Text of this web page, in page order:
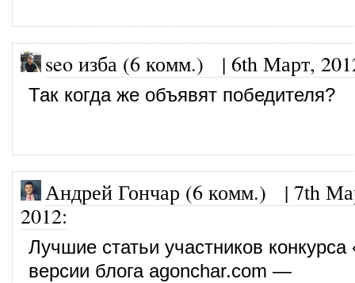
seo изба (6 комм.) | 6th Март,
Так когда же объявят победителя?
Андрей Гончар (6 комм.) | 7th
2012:
Лучшие статьи участников
версии блога agonchar.com —